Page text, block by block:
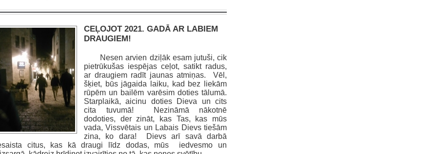
CEĻOJOT 2021. GADĀ AR LABIEM
DRAUGIEM!
Nesen arvien dziļāk esam jutuši, cik
pietrūkušas iespējas ceļot, satikt radus,
ar draugiem radīt jaunas atmiņas. Vēl,
šķiet, būs jāgaida laiku, kad bez liekām
rūpēm un bailēm varēsim doties tālumā.
Starplaikā, aicinu doties Dieva un cits
cita tuvumā! Nezināmā nākotnē
dodoties, der zināt, kas Tas, kas mūs
vada, Vissvētais un Labais Dievs tiešām
zina, ko dara! Dievs arī savā darbā
citus, kas kā draugi līdz dodas, mūs iedvesmo un